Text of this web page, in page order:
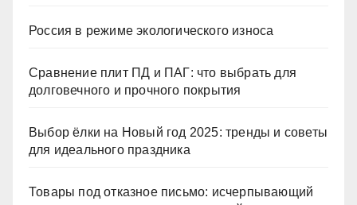
Россия в режиме экологического износа
Сравнение плит ПД и ПАГ: что выбрать для
долговечного и прочного покрытия
Выбор ёлки на Новый год 2025: тренды и советы
для идеального праздника
Товары под отказное письмо: исчерпывающий